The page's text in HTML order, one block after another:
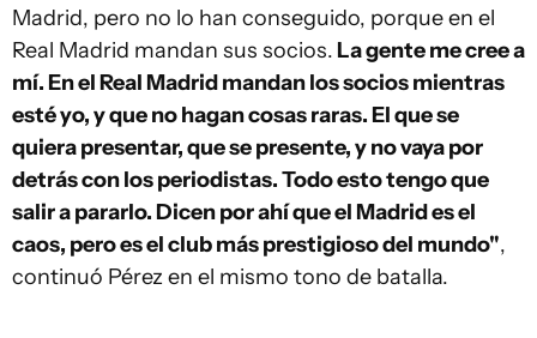
Madrid, pero no lo han conseguido, porque en el
Real Madrid mandan sus socios. La gente me cree a
mí. En el Real Madrid mandan los socios mientras
esté yo, y que no hagan cosas raras. El que se
quiera presentar, que se presente, y no vaya por
detrás con los periodistas. Todo esto tengo que
salir a pararlo. Dicen por ahí que el Madrid es el
caos, pero es el club más prestigioso del mundo",
continuó Pérez en el mismo tono de batalla.